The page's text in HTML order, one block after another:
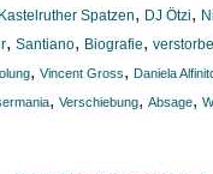
Kastelruther Spatzen, DJ Ötzi,
, Santiano, Biografie,
, Vincent Gross, Daniela
, Verschiebung, Absage,